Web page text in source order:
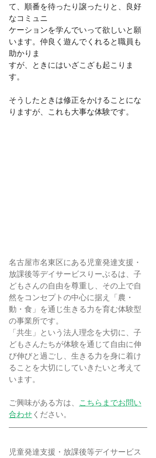
て、順番を待ったり譲ったりと、良好
なコミュニ
ケーションを学んでいって欲しいと願
います。仲良く遊んでくれると職員も
助かりま
すが、ときにはいざこざも起こりま
す。
そうしたときは修正をかけることにな
りますが、これも大事な体験です。
名古屋市名東区にある児童発達支援・
放課後等デイサービスりーぶるは、子
どもさんの自由を尊重し、その上で自
然をコンセプトの中心に据え「農・
動・食」を通じ生きる力を育む体験型
の事業所です。
「共生」という法人理念を大切に、子
どもさんたちが体験を通じて自由に伸
び伸びと過ごし、生きる力を身に着け
ることを大切にしていきたいと考えて
います。
ご興味がある方は、 こちらまでお問い
合わせ ください。
児童発達支援・放課後等デイサービス